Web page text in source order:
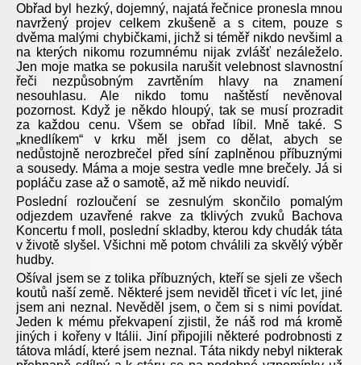
Obřad byl hezký, dojemný, najatá řečnice pronesla mnou
navržený projev celkem zkušeně a s citem, pouze s
dvěma malými chybičkami, jichž si téměř nikdo nevšiml a
na kterých nikomu rozumnému nijak zvlášť nezáleželo.
Jen moje matka se pokusila narušit velebnost slavnostní
řeči nezpůsobným zavrtěním hlavy na znamení
nesouhlasu. Ale nikdo tomu naštěstí nevěnoval
pozornost. Když je někdo hloupý, tak se musí prozradit
za každou cenu. Všem se obřad líbil. Mně také. S
„knedlíkem“ v krku měl jsem co dělat, abych se
nedůstojně nerozbrečel před síní zaplněnou příbuznými
a sousedy. Máma a moje sestra vedle mne brečely. Já si
popláču zase až o samotě, až mě nikdo neuvidí.
Poslední rozloučení se zesnulým skončilo pomalým
odjezdem uzavřené rakve za tklivých zvuků Bachova
Koncertu f moll, poslední skladby, kterou kdy chudák táta
v životě slyšel. Všichni mě potom chválili za skvělý výběr
hudby.
Ošíval jsem se z tolika příbuzných, kteří se sjeli ze všech
koutů naší země. Některé jsem neviděl třicet i víc let, jiné
jsem ani neznal. Nevěděl jsem, o čem si s nimi povídat.
Jeden k mému překvapení zjistil, že náš rod má kromě
jiných i kořeny v Itálii. Jiní připojili některé podrobnosti z
tátova mládí, které jsem neznal. Táta nikdy nebyl nikterak